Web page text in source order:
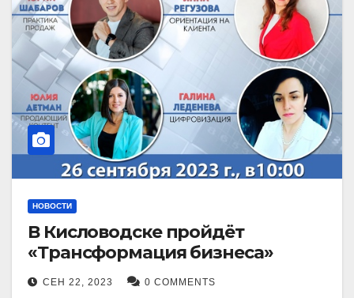
НОВОСТИ
В Кисловодске пройдёт
«Трансформация бизнеса»
СЕН 22, 2023 0 COMMENTS